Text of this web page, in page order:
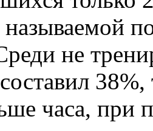
называемой
не
часа, при